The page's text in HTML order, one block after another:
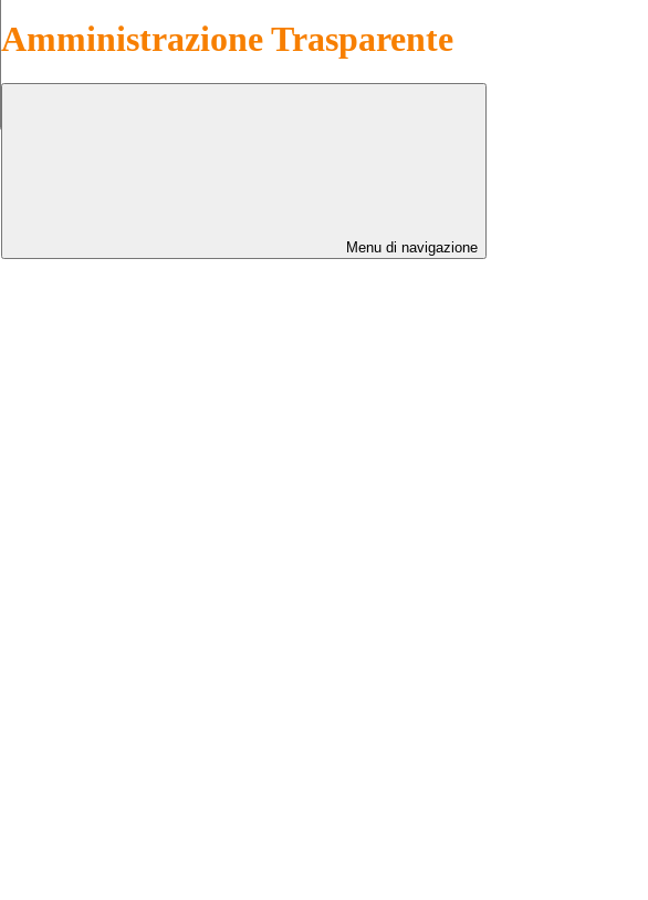
Amministrazione Trasparente
Menu di navigazione